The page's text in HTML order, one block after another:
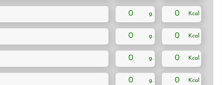
0 0
0 0
0 0
0 0